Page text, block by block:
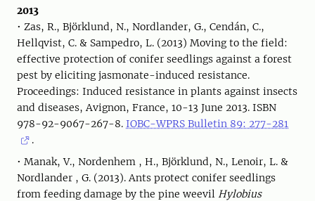
2013
• Zas, R., Björklund, N., Nordlander, G., Cendán, C.,
Hellqvist, C. & Sampedro, L. (2013) Moving to the field:
effective protection of conifer seedlings against a forest
pest by eliciting jasmonate-induced resistance.
Proceedings: Induced resistance in plants against insects
and diseases, Avignon, France, 10-13 June 2013. ISBN
978-92-9067-267-8. IOBC-WPRS Bulletin 89: 277-281
.
• Manak, V., Nordenhem , H., Björklund, N., Lenoir, L. &
Nordlander , G. (2013). Ants protect conifer seedlings
from feeding damage by the pine weevil Hylobius